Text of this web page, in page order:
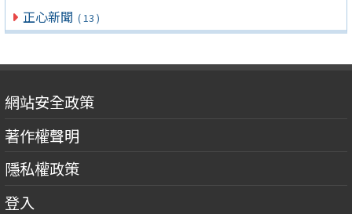
正心新聞 ( 13 )
網站安全政策
著作權聲明
隱私權政策
登入